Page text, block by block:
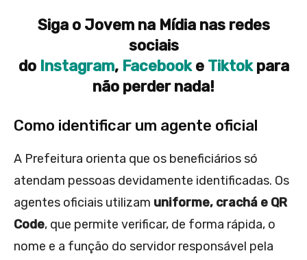
Siga o Jovem na Mídia nas redes
sociais
do Instagram, Facebooke Tiktokpara
não perder nada!
Como identificar um agente oficial
A Prefeitura orienta que os beneficiários só
atendam pessoas devidamente identificadas. Os
agentes oficiais utilizam uniforme, crachá e QR
Code, que permite verificar, de forma rápida, o
nome e a função do servidor responsável pela